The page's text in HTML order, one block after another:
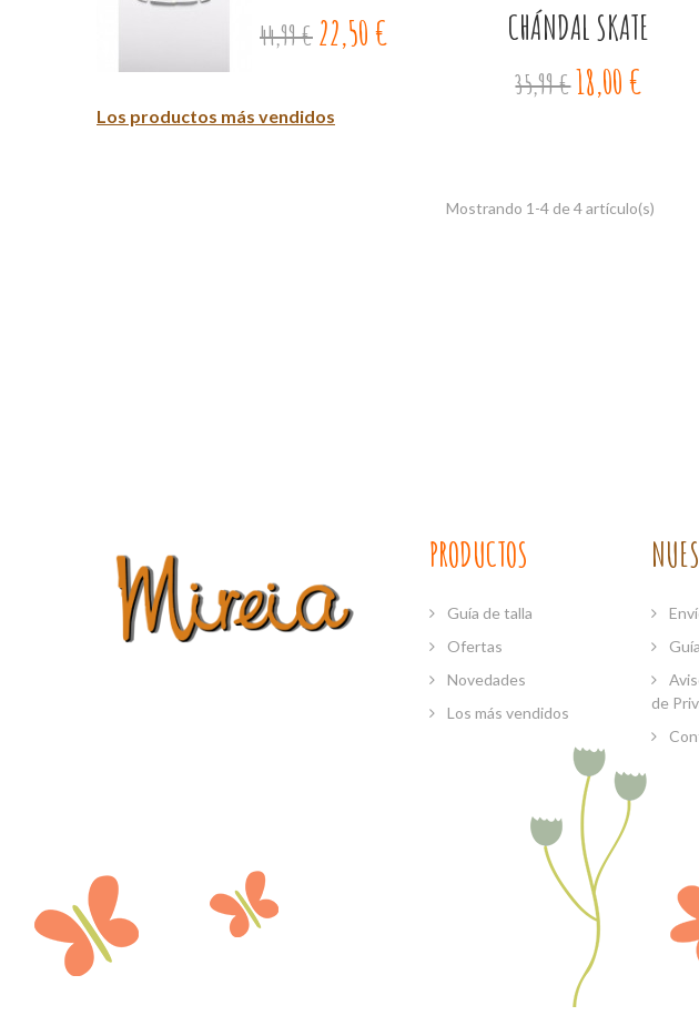
44,99 € 22,50 €
Los productos más vendidos
CHÁNDAL SKATE
35,99 €18,00 €
Mostrando 1-4 de 4 artículo(s)
PRODUCTOS
Guía de talla
Ofertas
Novedades
Los más vendidos
de